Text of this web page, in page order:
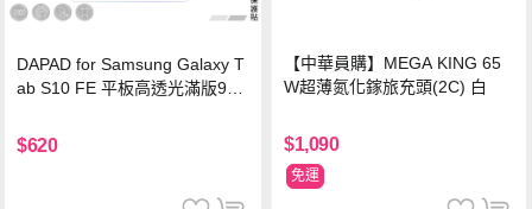
DAPAD for Samsung Galaxy T
ab S10 FE 平板高透光滿版9H
$620
【中華員購】MEGA KING 65
W超薄氮化鎵旅充頭(2C) 白
$1,090
免運